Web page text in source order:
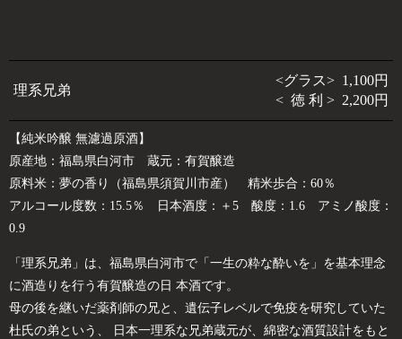
理系兄弟
<グラス> 1,100円
< 徳 利 > 2,200円
【純米吟醸 無濾過原酒】
原産地：福島県白河市 蔵元：有賀醸造
原料米：夢の香り（福島県須賀川市産） 精米歩合：60％
アルコール度数：15.5％ 日本酒度：＋5 酸度：1.6 アミノ酸度：
0.9
「理系兄弟」は、福島県白河市で「一生の粋な酔いを」を基本理念
に酒造りを行う有賀醸造の日 本酒です。
母の後を継いだ薬剤師の兄と、遺伝子レベルで免疫を研究していた
杜氏の弟という、 日本一理系な兄弟蔵元が、綿密な酒質設計をもと